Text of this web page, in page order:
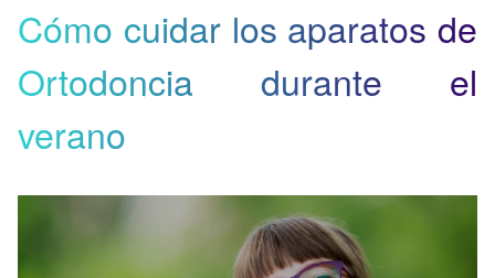
Cómo cuidar los aparatos de
Ortodoncia durante el
verano